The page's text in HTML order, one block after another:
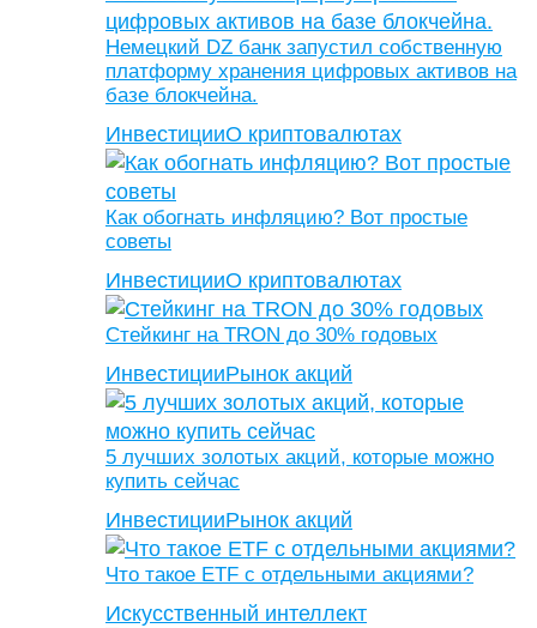
Немецкий DZ банк запустил собственную
платформу хранения цифровых активов на
базе блокчейна.
ИнвестицииО криптовалютах
Как обогнать инфляцию? Вот простые
советы
ИнвестицииО криптовалютах
Стейкинг на TRON до 30% годовых
ИнвестицииРынок акций
5 лучших золотых акций, которые можно
купить сейчас
ИнвестицииРынок акций
Что такое ETF с отдельными акциями?
Искусственный интеллект